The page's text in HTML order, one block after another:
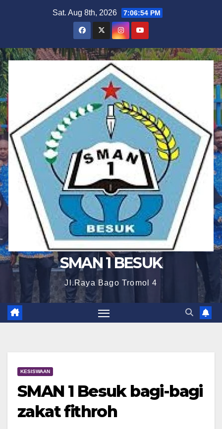
Sat. Aug 8th, 2026 7:06:55 PM
SMAN 1 BESUK
Jl.Raya Bago Tromol 4
KESISWAAN
SMAN 1 Besuk bagi-bagi
zakat fithroh